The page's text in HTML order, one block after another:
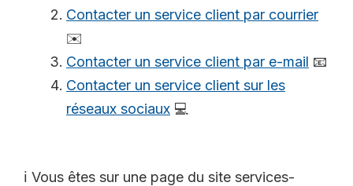
Contacter un service client par courrier
✉️
Contacter un service client par e-mail 📧
Contacter un service client sur les
réseaux sociaux 💻
ℹ️ Vous êtes sur une page du site services-